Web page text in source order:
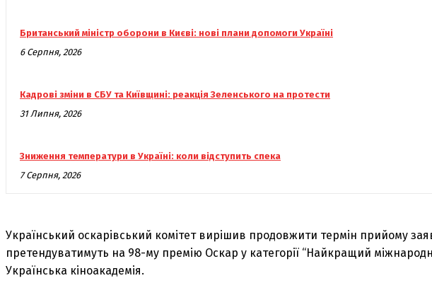
Британський міністр оборони в Києві: нові плани допомоги Україні
6 Серпня, 2026
Кадрові зміни в СБУ та Київщині: реакція Зеленського на протести
31 Липня, 2026
Зниження температури в Україні: коли відступить спека
7 Серпня, 2026
Український оскарівський комітет вирішив продовжити термін прийому
претендуватимуть на 98-му премію Оскар у категорії “Найкращий
Українська кіноакадемія.